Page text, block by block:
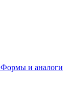
Формы и аналоги